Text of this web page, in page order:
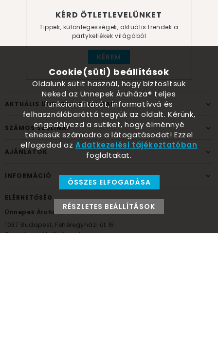
KÉRD ÖTLETLEVELÜNKET
Tippek, különlegességek, aktuális trendek a
partykellékek világából
KÉREM
AKTUÁLIS ÜNNEPEK, ALKALMAK
SZÁMOS SZÜLINAP
AJÁNLATOK
INFORMÁCIÓ
ELÉRHETŐSÉG
Ünnepek Áruháza
1037 Budapest, Fehéregyházi út 15.
Személyes átvételi pont
Cookie(süti) beállítások
Oldalunk sütit használ, hogy biztosítsuk
Neked az Ünnepek Áruháza® teljes
funkcionalitását, informatívvá és
felhasználóbaráttá tegyük az oldalt. Kérünk,
engedélyezd a sütiket, hogy élménnyé
tehessük számodra a látogatásodat! Ezzel
elfogadod azAdatkezelési tájékoztatóban
foglaltakat.
ÖSSZES ELFOGADÁSA
RÉSZLETES BEÁLLÍTÁSOK